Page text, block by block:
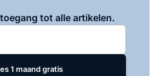
tot alle artikelen.
1 maand gratis